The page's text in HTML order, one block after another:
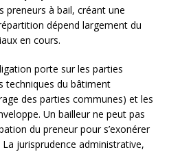
preneurs à bail, créant une
dépend largement du
en cours.
porte sur les parties
techniques du bâtiment
des parties communes) et les
Un bailleur ne peut pas
du preneur pour s’exonérer
jurisprudence administrative,